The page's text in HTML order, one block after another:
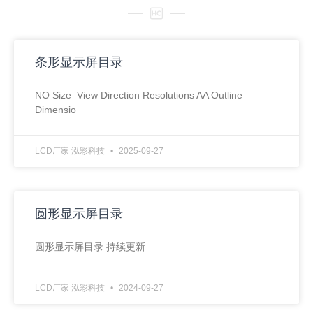
条形显示屏目录
NO Size View Direction Resolutions AA Outline
Dimensio
LCD厂家 泓彩科技 2025-09-27
圆形显示屏目录
圆形显示屏目录 持续更新
LCD厂家 泓彩科技 2024-09-27